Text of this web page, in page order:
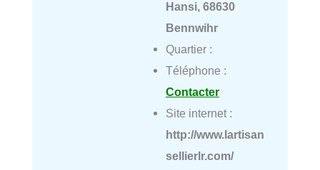
Hansi, 68630
Bennwihr
Quartier :
Téléphone :
Contacter
Site internet :
http://www.lartisan
sellierlr.com/